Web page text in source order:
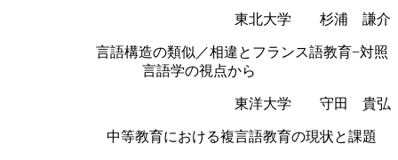
東北大学 杉浦 謙介
言語構造の類似／相違とフランス語教育−対照
言語学の視点から
東洋大学 守田 貴弘
中等教育における複言語教育の現状と課題